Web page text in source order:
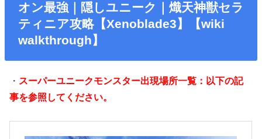
オン最強｜隠しユニーク｜熾天神獣セラ
ティニア攻略【Xenoblade3】【wiki
walkthrough】
・ スーパーユニークモンスター出現場所一覧：以下の記
事を参照してください。